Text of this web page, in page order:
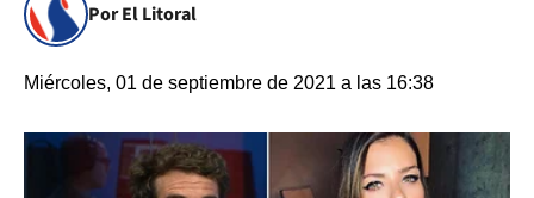
Por El Litoral
Miércoles, 01 de septiembre de 2021 a las 16:38